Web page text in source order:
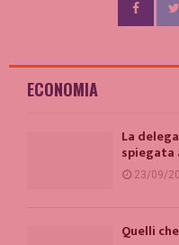
ECONOMIA
La
23/09/
Quelli